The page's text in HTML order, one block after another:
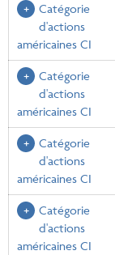
Catégorie
d'actions
américaines CI
Catégorie
d'actions
américaines CI
Catégorie
d'actions
américaines CI
Catégorie
d'actions
américaines CI